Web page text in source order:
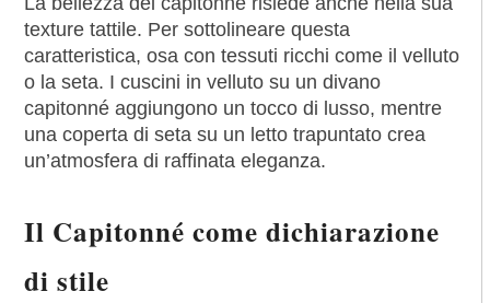
texture tattile. Per sottolineare questa
caratteristica, osa con tessuti ricchi come il velluto
o la seta. I cuscini in velluto su un divano
capitonné aggiungono un tocco di lusso, mentre
una coperta di seta su un letto trapuntato crea
un’atmosfera di raffinata eleganza.
Il Capitonné come dichiarazione
di stile